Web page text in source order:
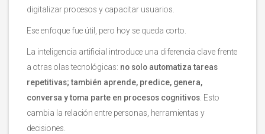
digitalizar procesos y capacitar usuarios.
Ese enfoque fue útil, pero hoy se queda corto.
La inteligencia artificial introduce una diferencia clave frente
a otras olas tecnológicas: no solo automatiza tareas
repetitivas; también aprende, predice, genera,
conversa y toma parte en procesos cognitivos . Esto
cambia la relación entre personas, herramientas y
decisiones.